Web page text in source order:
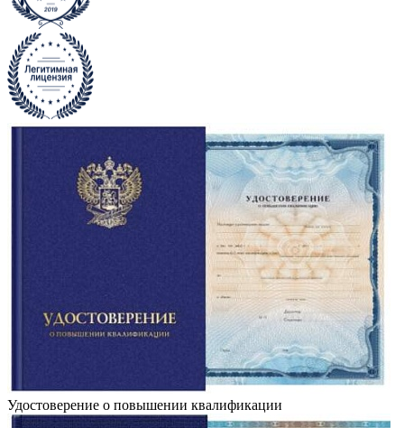
Удостоверение о повышении квалификации